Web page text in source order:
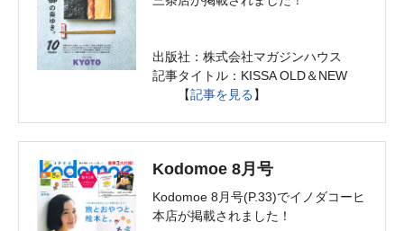
出版社：株式会社マガジンハウス
記事タイトル：KISSA OLD＆NEW
【記事を見る 】
Kodomoe 8月号
Kodomoe 8月号(P.33)でイノダコーヒ
本店が掲載されました！